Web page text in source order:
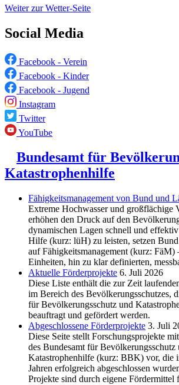
Weiter zur Wetter-Seite
Social Media
Facebook - Verein
Facebook - Kinder
Facebook - Jugend
Instagram
Twitter
YouTube
Bundesamt für
Katastrophenhilfe
Fähigkeitsmanagement von Bund und
Extreme Hochwasser und großflächige
erhöhen den Druck auf den
dynamischen Lagen schnell und
Hilfe (kurz: lüH) zu leisten, setzen
auf Fähigkeitsmanagement (kurz: FäM)
Einheiten, hin zu klar definierten,
Aktuelle Förderprojekte 6. Juli 2026
Diese Liste enthält die zur Zeit
im Bereich des Be­völkerungs­schutzes,
für Bevölkerungsschutz und
beauftragt und gefördert werden.
Abgeschlos­sene Förderprojekte 3. Juli
Diese Seite stellt Forschungsprojekte
des Bundesamt für Bevölkerungsschutz
Katastrophenhilfe (kurz: BBK) vor, die
Jahren erfolgreich abgeschlossen
Projekte sind durch eigene Fördermittel